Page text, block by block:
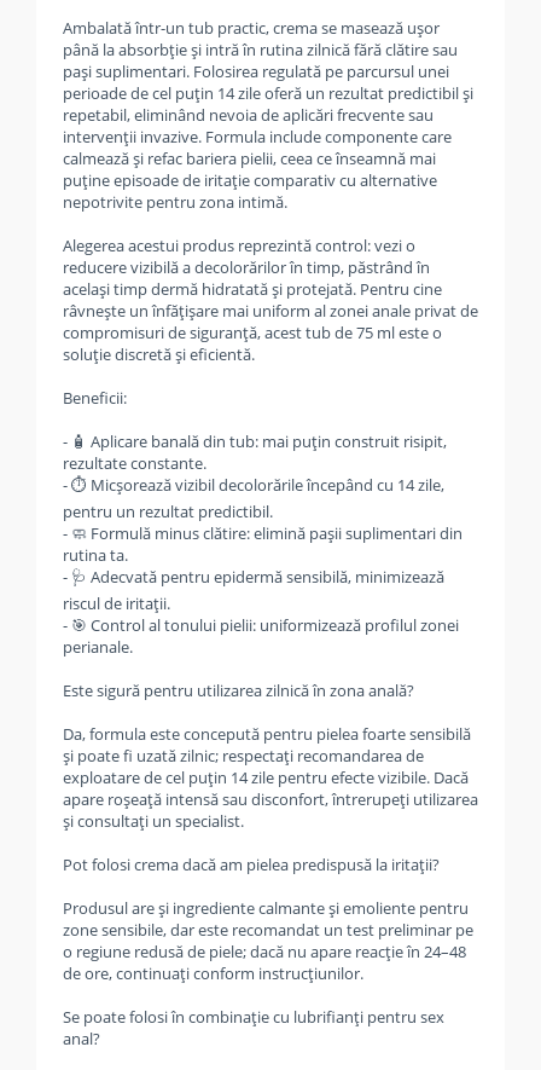
Ambalată într-un tub practic, crema se masează ușor
până la absorbție și intră în rutina zilnică fără clătire sau
pași suplimentari. Folosirea regulată pe parcursul unei
perioade de cel puțin 14 zile oferă un rezultat predictibil și
repetabil, eliminând nevoia de aplicări frecvente sau
intervenții invazive. Formula include componente care
calmează și refac bariera pielii, ceea ce înseamnă mai
puține episoade de iritație comparativ cu alternative
nepotrivite pentru zona intimă.
Alegerea acestui produs reprezintă control: vezi o
reducere vizibilă a decolorărilor în timp, păstrând în
același timp dermă hidratată și protejată. Pentru cine
râvnește un înfățișare mai uniform al zonei anale privat de
compromisuri de siguranță, acest tub de 75 ml este o
soluție discretă și eficientă.
Beneficii:
- 🧴 Aplicare banală din tub: mai puțin construit risipit,
rezultate constante.
- ⏱️ Micșorează vizibil decolorările începând cu 14 zile,
pentru un rezultat predictibil.
- 🧼 Formulă minus clătire: elimină pașii suplimentari din
rutina ta.
- 🩺 Adecvată pentru epidermă sensibilă, minimizează
riscul de iritații.
- 🎯 Control al tonului pielii: uniformizează profilul zonei
perianale.
Este sigură pentru utilizarea zilnică în zona anală?
Da, formula este concepută pentru pielea foarte sensibilă
și poate fi uzată zilnic; respectați recomandarea de
exploatare de cel puțin 14 zile pentru efecte vizibile. Dacă
apare roșeață intensă sau disconfort, întrerupeți utilizarea
și consultați un specialist.
Pot folosi crema dacă am pielea predispusă la iritații?
Produsul are și ingrediente calmante și emoliente pentru
zone sensibile, dar este recomandat un test preliminar pe
o regiune redusă de piele; dacă nu apare reacție în 24–48
de ore, continuați conform instrucțiunilor.
Se poate folosi în combinație cu lubrifianți pentru sex
anal?